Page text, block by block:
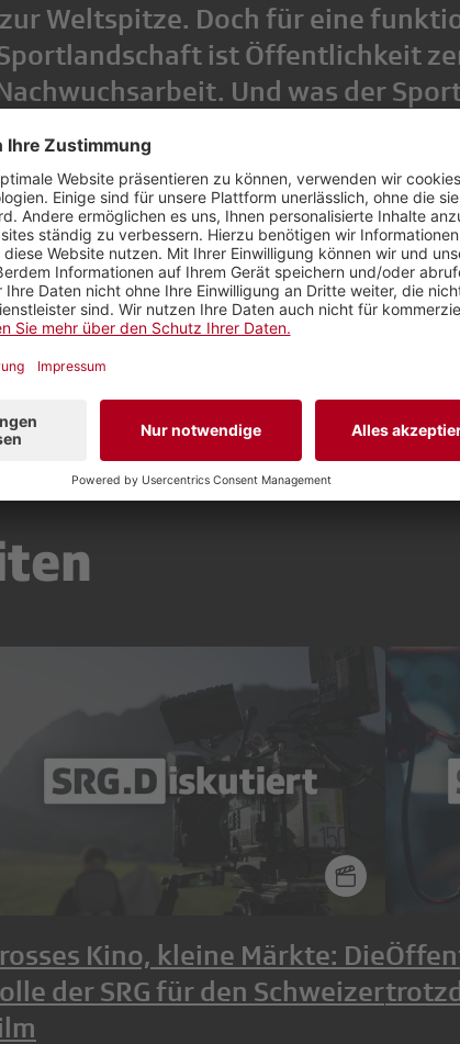
Weltspitze. Doch für eine
ist Öffentlichkeit
Und was der
emotionale Momente, die uns als
Kino, kleine Märkte: Die
der SRG für den Schweizer